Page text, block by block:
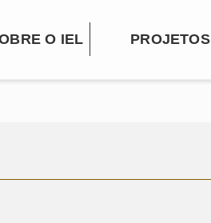
O IEL PROJETOS